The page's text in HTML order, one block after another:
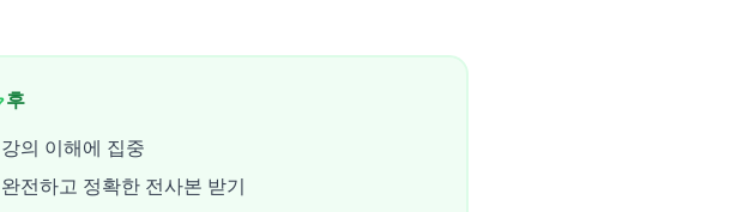
후
강의 이해에 집중
완전하고 정확한 전사본 받기